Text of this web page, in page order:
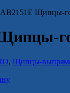
Щипцы-
, Щипцы-